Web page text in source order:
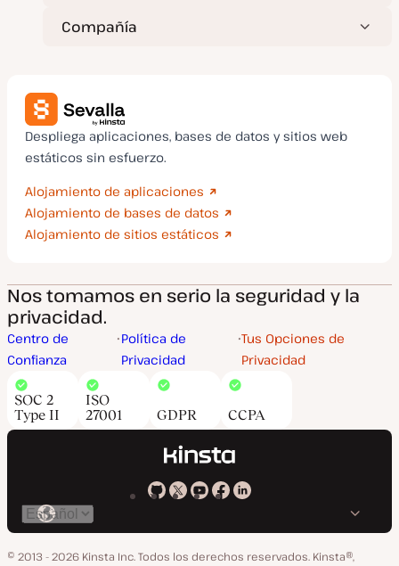
Compañía
Despliega aplicaciones, bases de datos y sitios web
estáticos sin esfuerzo.
Alojamiento de aplicaciones
Alojamiento de bases de datos
Alojamiento de sitios estáticos
Nos tomamos en serio la seguridad y la
privacidad.
Centro de
Confianza
Política de
Privacidad
Tus Opciones de
Privacidad
SOC 2
Type II
ISO
27001
GDPR CCPA
Kinsta
GitHub
Kinsta
X
Kinsta
YouTube
Kinsta
Facebook
Kinsta
LinkedIn
Cambiar
idioma
© 2013 - 2026 Kinsta Inc. Todos los derechos reservados. Kinsta®,